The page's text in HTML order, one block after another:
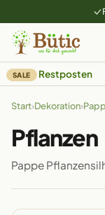
SALE Restposten
Start›Dekoration›
Pflanzen
Pappe